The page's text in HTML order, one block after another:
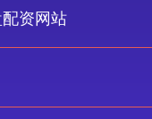
资网站